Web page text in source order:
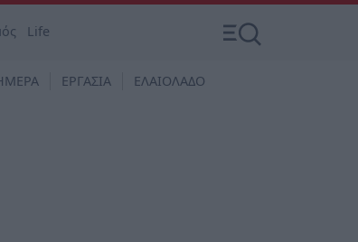
Life
ΕΡΓΑΣΙΑ ΕΛΑΙΟΛΑΔΟ